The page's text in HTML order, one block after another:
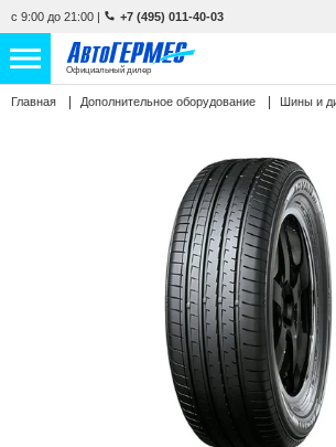
с 9:00 до 21:00 | +7 (495) 011-40-03
Официальный дилер
НОВЫЕ АВТОМОБИЛИ 4852 авто
Главная Дополнительное оборудование Шины и